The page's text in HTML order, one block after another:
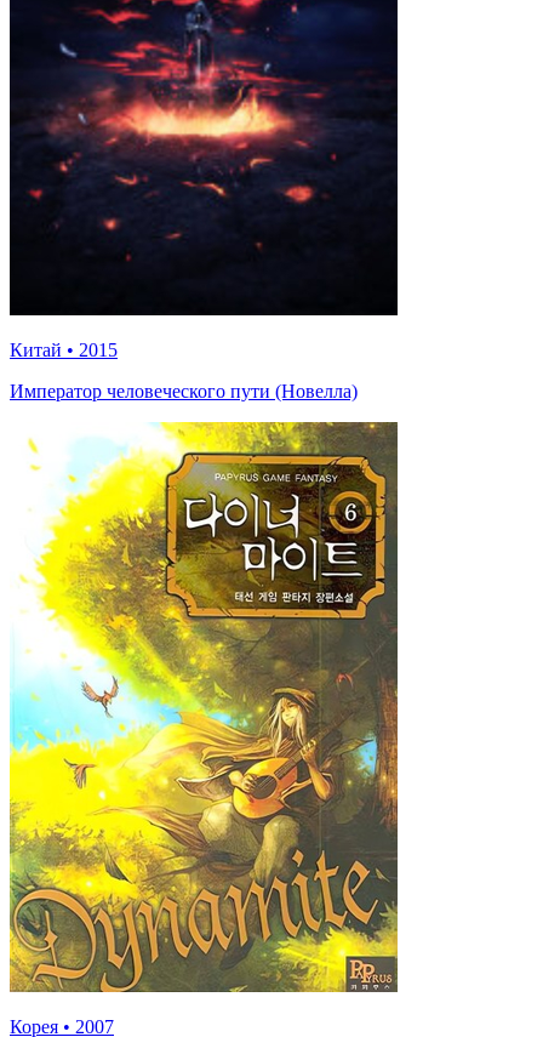
Китай • 2015
Император человеческого пути (Новелла)
Корея • 2007